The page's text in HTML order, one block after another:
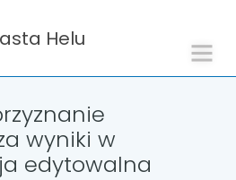
Helu
wyniki w
edytowalna